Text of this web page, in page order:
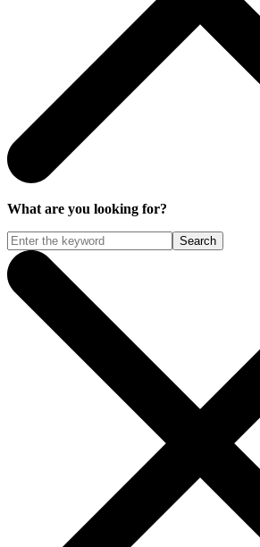
What are you looking for?
Search